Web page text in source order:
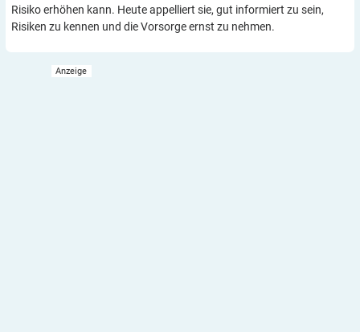
Risiko erhöhen kann. Heute appelliert sie, gut informiert zu sein,
Risiken zu kennen und die Vorsorge ernst zu nehmen.